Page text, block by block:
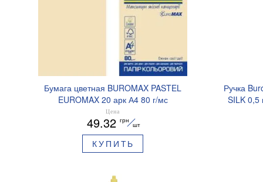
Бумага цветная BUROMAX PASTEL
EUROMAX 20 арк А4 80 г/мс
BM.2721220E-08
Цена
49.32 грн
шт
КУПИТЬ
Ручка
SILK 0,5